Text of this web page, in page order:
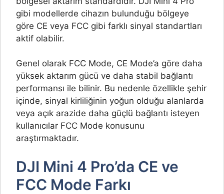
gibi modellerde cihazın bulunduğu bölgeye
göre CE veya FCC gibi farklı sinyal standartları
aktif olabilir.
Genel olarak FCC Mode, CE Mode’a göre daha
yüksek aktarım gücü ve daha stabil bağlantı
performansı ile bilinir. Bu nedenle özellikle şehir
içinde, sinyal kirliliğinin yoğun olduğu alanlarda
veya açık arazide daha güçlü bağlantı isteyen
kullanıcılar FCC Mode konusunu
araştırmaktadır.
DJI Mini 4 Pro’da CE ve
FCC Mode Farkı